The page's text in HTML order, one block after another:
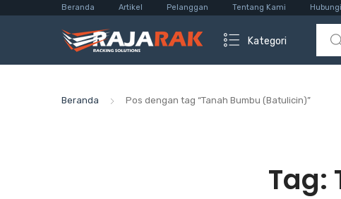
Beranda Artikel Pelanggan Tentang Kami
Kategori
Beranda Pos dengan tag “Tanah Bumbu (Batulicin)”
Tag: